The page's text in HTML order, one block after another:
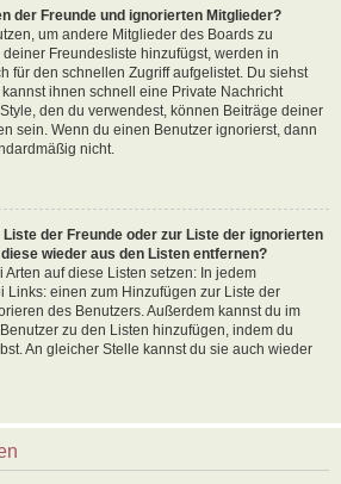
der Freunde und ignorierten Mitglieder?
um andere Mitglieder des Boards zu
Freundesliste hinzufügst, werden in
für den schnellen Zugriff aufgelistet. Du siehst
ihnen schnell eine Private Nachricht
den du verwendest, können Beiträge deiner
sein. Wenn du einen Benutzer ignorierst, dann
nicht.
der Freunde oder zur Liste der ignorierten
wieder aus den Listen entfernen?
Arten auf diese Listen setzen: In jedem
Links: einen zum Hinzufügen zur Liste der
des Benutzers. Außerdem kannst du im
zu den Listen hinzufügen, indem du
An gleicher Stelle kannst du sie auch wieder